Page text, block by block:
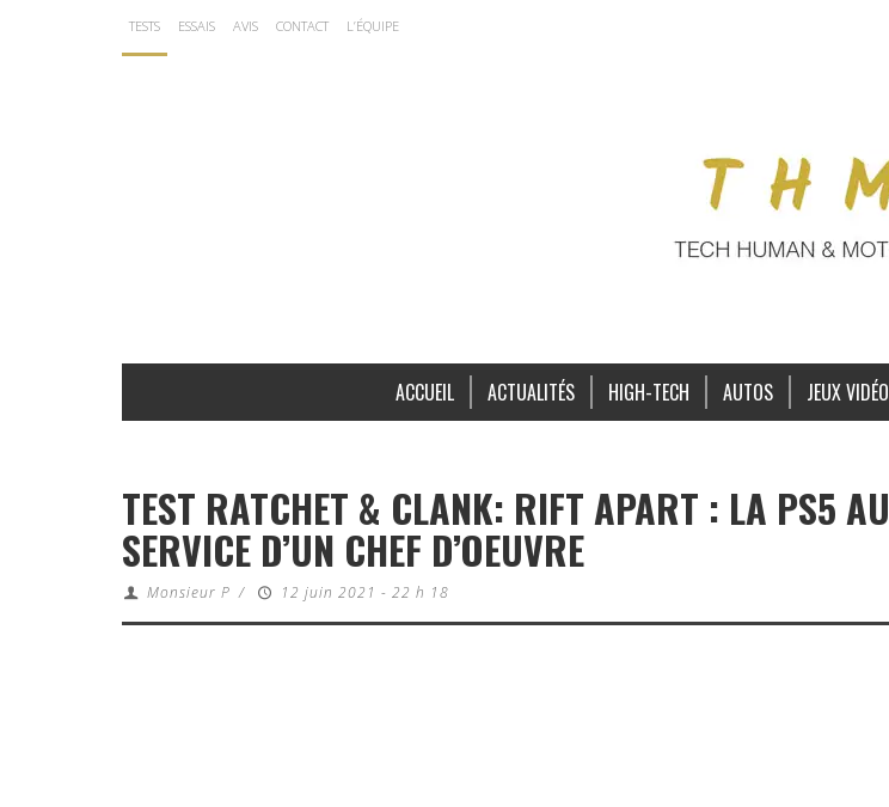
TESTS ESSAIS AVIS CONTACT L’ÉQUIPE
ACCUEIL ACTUALITÉS HIGH-TECH AUTOS JEUX VIDÉO
TEST RATCHET & CLANK: RIFT APART : LA PS5 AU
SERVICE D’UN CHEF D’OEUVRE
Monsieur P / 12 juin 2021 - 22 h 18